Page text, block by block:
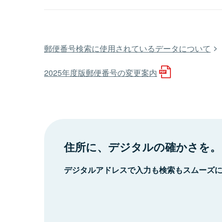
郵便番号検索に使用されているデータについて
2025年度版郵便番号の変更案内
住所に、デジタルの確かさを。
デジタルアドレスで入力も検索もスムーズ